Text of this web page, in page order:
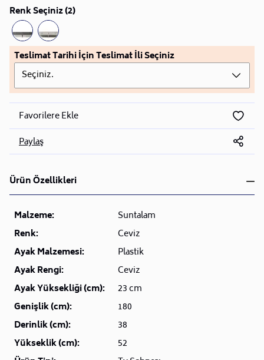
Renk Seçiniz (2)
Teslimat Tarihi İçin Teslimat İli Seçiniz
Seçiniz.
Favorilere Ekle
Paylaş
Ürün Özellikleri
Malzeme:
Suntalam
Renk:
Ceviz
Ayak Malzemesi:
Plastik
Ayak Rengi:
Ceviz
Ayak Yüksekliği (cm):
23 cm
Genişlik (cm):
180
Derinlik (cm):
38
Yükseklik (cm):
52